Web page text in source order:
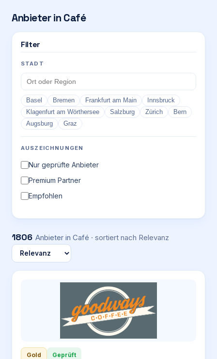
Anbieter in Café
Filter
STADT
Basel Bremen Frankfurt am Main
Innsbruck
Klagenfurt am Wörthersee
Salzburg Zürich
Bern
Augsburg
Graz
AUSZEICHNUNGEN
Nur geprüfte Anbieter
Premium Partner
Empfohlen
1806 Anbieter in Café · sortiert nach Relevanz
Gold Geprüft